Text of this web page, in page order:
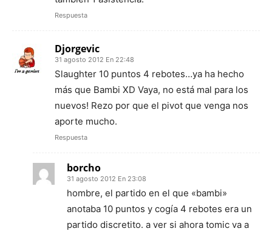
Respuesta
Djorgevic
31 agosto 2012 En 22:48
Slaughter 10 puntos 4 rebotes…ya ha hecho
más que Bambi XD Vaya, no está mal para los
nuevos! Rezo por que el pivot que venga nos
aporte mucho.
Respuesta
borcho
31 agosto 2012 En 23:08
hombre, el partido en el que «bambi»
anotaba 10 puntos y cogía 4 rebotes era un
partido discretito. a ver si ahora tomic va a